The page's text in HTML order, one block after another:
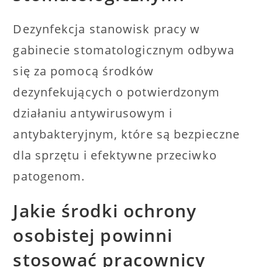
Dezynfekcja stanowisk pracy w
gabinecie stomatologicznym odbywa
się za pomocą środków
dezynfekujących o potwierdzonym
działaniu antywirusowym i
antybakteryjnym, które są bezpieczne
dla sprzętu i efektywne przeciwko
patogenom.
Jakie środki ochrony
osobistej powinni
stosować pracownicy